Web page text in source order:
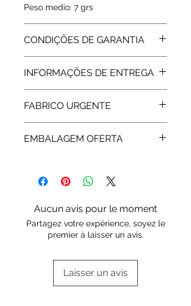
Peso medio: 7 grs
CONDIÇÕES DE GARANTIA
do Ouro estão abrangidos pela
Garantia de Fabricante, de 2 Anos,
assegurada pelas respetivas
a Rota do Ouro presta igualmente
assistência técnica.
INFORMAÇÕES DE ENTREGA
FABRICO URGENTE
€15,00
Portugal e Espanha
EMBALAGEM OFERTA
em caixa da marca ou standard.
Escolha a sua opção de
oferta
Aucun avis pour le moment
Partagez votre expérience, soyez le
premier à laisser un avis.
Laisser un avis